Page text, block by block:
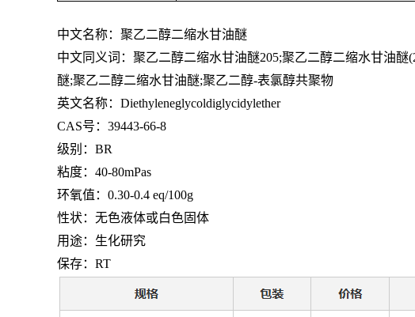
中文名称：聚乙二醇二缩水甘油醚
中文同义词：聚乙二醇二缩水甘油醚205;聚乙二醇二缩水甘油醚
醚;聚乙二醇二缩水甘油醚;聚乙二醇-表氯醇共聚物
英文名称： Diethyleneglycoldiglycidylether
CAS号： 39443-66-8
级别： BR
粘度： 40-80mPas
环氧值： 0.30-0.4 eq/100g
性状：无色液体或白色固体
用途：生化研究
保存： RT